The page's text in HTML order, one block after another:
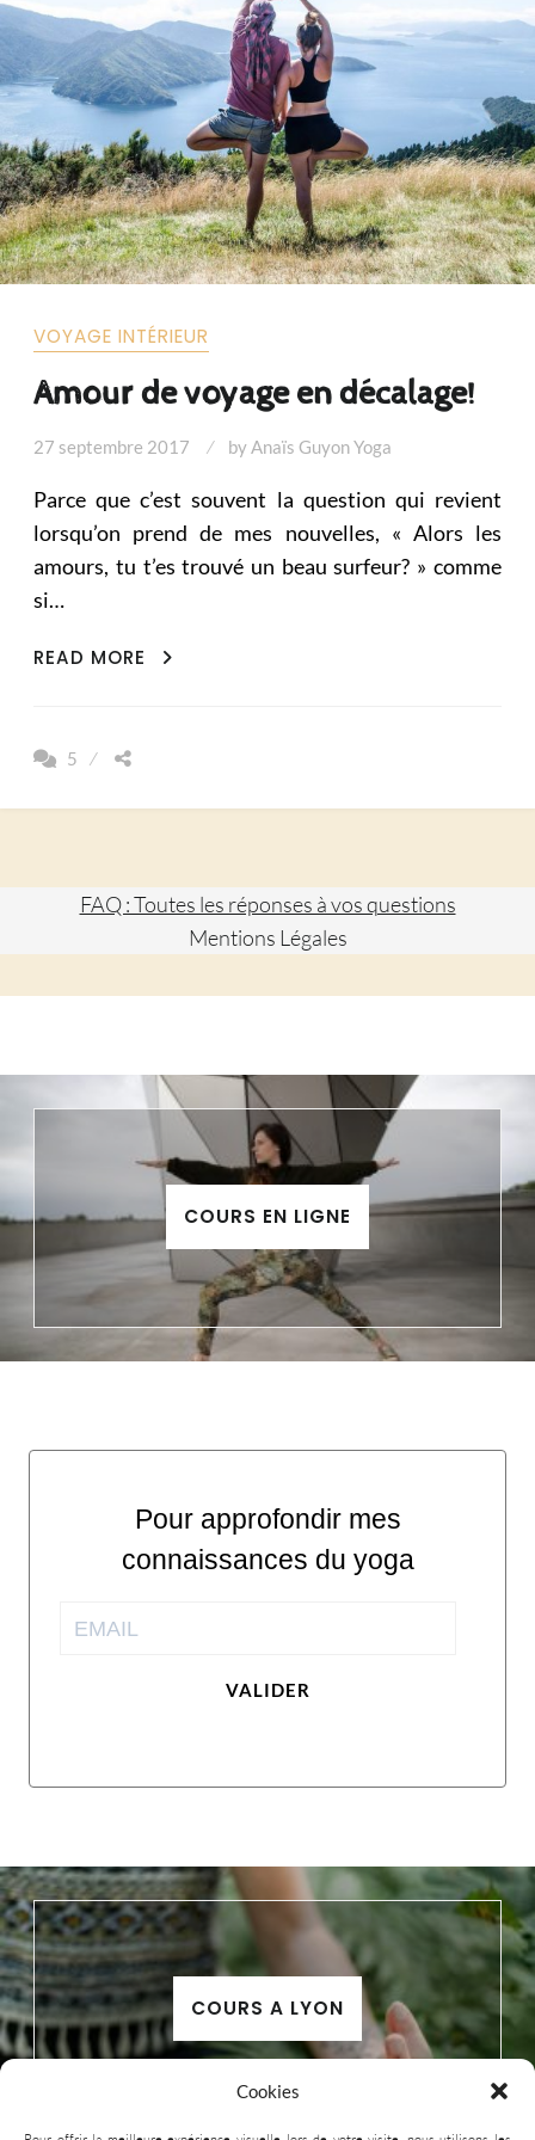
Cookies
VOYAGE INTÉRIEUR
Amour de voyage en décalage!
27 septembre 2017 byAnaïs Guyon Yoga
Parce que c’est souvent la question qui revient
lorsqu’on prend de mes nouvelles, « Alors les
amours, tu t’es trouvé un beau surfeur? » comme
si…
READ MORE
AMOUR
5
COURS EN LIGNE
Pour approfondir mes
connaissances du yoga
VALIDER
COURS A LYON
FAQ : Toutes les réponses à vos questions
Mentions Légales